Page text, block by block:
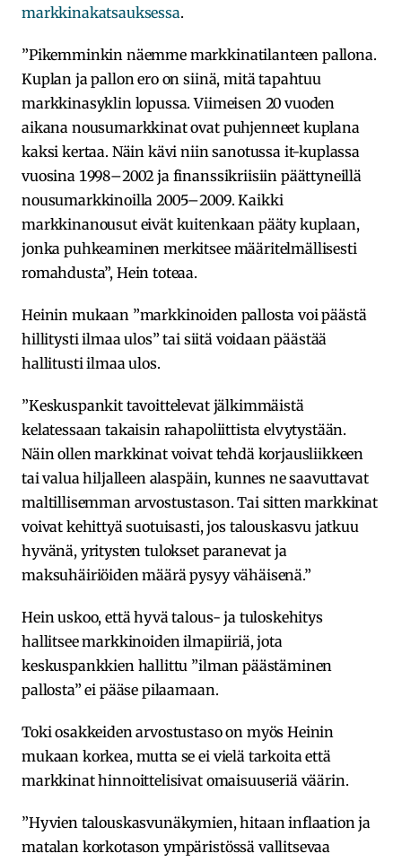
markkinakatsauksessa.
”Pikemminkin näemme markkinatilanteen pallona.
Kuplan ja pallon ero on siinä, mitä tapahtuu
markkinasyklin lopussa. Viimeisen 20 vuoden
aikana nousumarkkinat ovat puhjenneet kuplana
kaksi kertaa. Näin kävi niin sanotussa it-kuplassa
vuosina 1998–2002 ja finanssikriisiin päättyneillä
nousumarkkinoilla 2005–2009. Kaikki
markkinanousut eivät kuitenkaan pääty kuplaan,
jonka puhkeaminen merkitsee määritelmällisesti
romahdusta”, Hein toteaa.
Heinin mukaan ”markkinoiden pallosta voi päästä
hillitysti ilmaa ulos” tai siitä voidaan päästää
hallitusti ilmaa ulos.
”Keskuspankit tavoittelevat jälkimmäistä
kelatessaan takaisin rahapoliittista elvytystään.
Näin ollen markkinat voivat tehdä korjausliikkeen
tai valua hiljalleen alaspäin, kunnes ne saavuttavat
maltillisemman arvostustason. Tai sitten markkinat
voivat kehittyä suotuisasti, jos talouskasvu jatkuu
hyvänä, yritysten tulokset paranevat ja
maksuhäiriöiden määrä pysyy vähäisenä.”
Hein uskoo, että hyvä talous- ja tuloskehitys
hallitsee markkinoiden ilmapiiriä, jota
keskuspankkien hallittu ”ilman päästäminen
pallosta” ei pääse pilaamaan.
Toki osakkeiden arvostustaso on myös Heinin
mukaan korkea, mutta se ei vielä tarkoita että
markkinat hinnoittelisivat omaisuuseriä väärin.
”Hyvien talouskasvunäkymien, hitaan inflaation ja
matalan korkotason ympäristössä vallitsevaa